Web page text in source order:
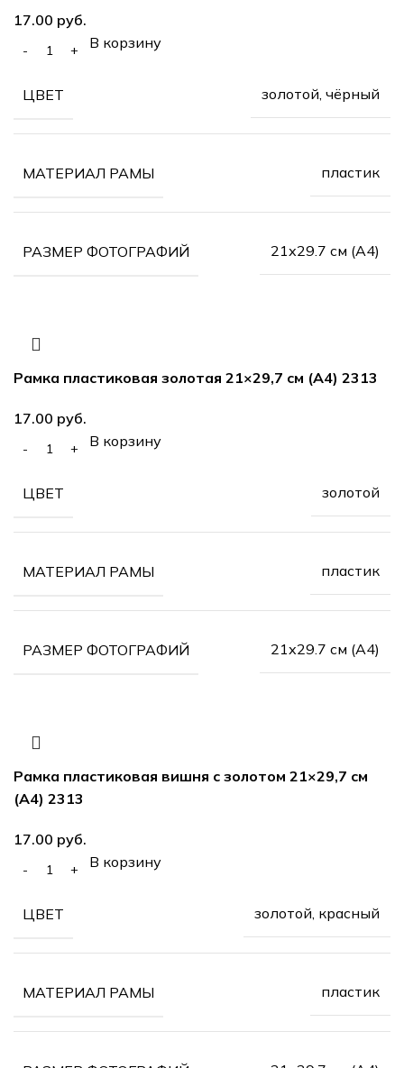
17.00 руб.
В корзину
ЦВЕТ золотой, чёрный
МАТЕРИАЛ РАМЫ пластик
РАЗМЕР ФОТОГРАФИЙ 21х29.7 см (А4)
Рамка пластиковая золотая 21×29,7 см (А4) 2313
17.00 руб.
В корзину
ЦВЕТ золотой
МАТЕРИАЛ РАМЫ пластик
РАЗМЕР ФОТОГРАФИЙ 21х29.7 см (А4)
Рамка пластиковая вишня с золотом 21×29,7 см
(А4) 2313
17.00 руб.
В корзину
ЦВЕТ золотой, красный
МАТЕРИАЛ РАМЫ пластик